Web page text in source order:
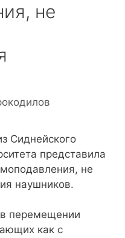
не
Сиднейского
представила
не
наушников.
перемещении
как с